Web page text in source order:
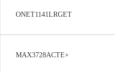
ONET1141LRGET
MAX3728ACTE+